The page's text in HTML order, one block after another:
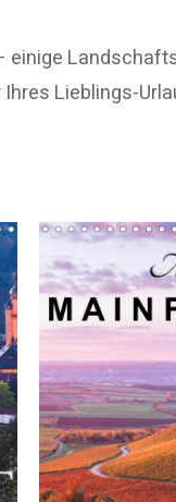
einige
Lieblings-